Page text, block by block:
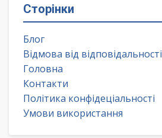
Сторінки
Блог
Відмова від відповідальності
Головна
Контакти
Політика конфідеціальності
Умови використання